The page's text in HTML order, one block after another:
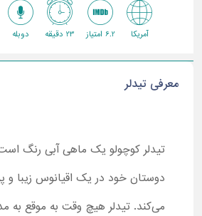
آمریکا 6.2 امتیاز 23 دقیقه دوبله
معرفی تیدلر
تیدلر کوچولو یک ماهی آبی‌ رنگ است
دوستان خود در یک اقیانوس زیبا و
می‌کند. تیدلر هیچ وقت به موقع به